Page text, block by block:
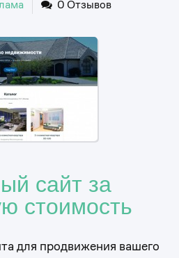
0 Отзывов
сайт за
стоимость
для продвижения вашего